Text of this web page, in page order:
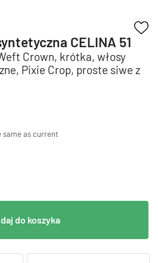
CELINA 51
Crown, krótka, włosy
Pixie Crop, proste siwe z
same as current
do koszyka